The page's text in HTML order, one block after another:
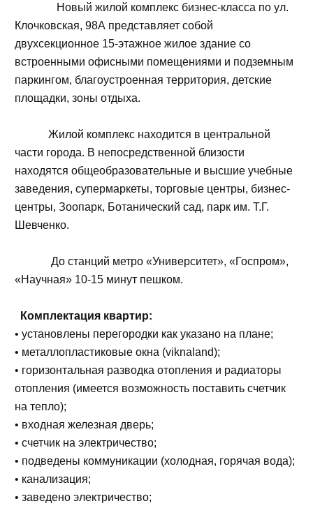
Новый жилой комплекс бизнес-класса по ул.
Клочковская, 98А представляет собой
двухсекционное 15-этажное жилое здание со
встроенными офисными помещениями и подземным
паркингом, благоустроенная территория, детские
площадки, зоны отдыха.
Жилой комплекс находится в центральной
части города. В непосредственной близости
находятся общеобразовательные и высшие учебные
заведения, супермаркеты, торговые центры, бизнес-
центры, Зоопарк, Ботанический сад, парк им. Т.Г.
Шевченко.
До станций метро «Университет», «Госпром»,
«Научная» 10-15 минут пешком.
Комплектация квартир:
• установлены перегородки как указано на плане;
• металлопластиковые окна (viknaland);
• горизонтальная разводка отопления и радиаторы
отопления (имеется возможность поставить счетчик
на тепло);
• входная железная дверь;
• счетчик на электричество;
• подведены коммуникации (холодная, горячая вода);
• канализация;
• заведено электричество;